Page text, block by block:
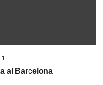
1
al Barcelona